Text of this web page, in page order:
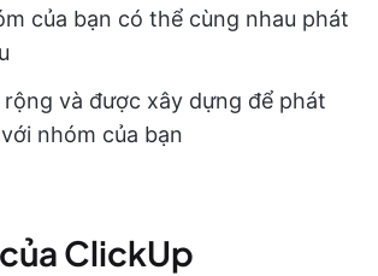
của bạn có thể cùng nhau phát
và được xây dựng để phát
nhóm của bạn
ClickUp